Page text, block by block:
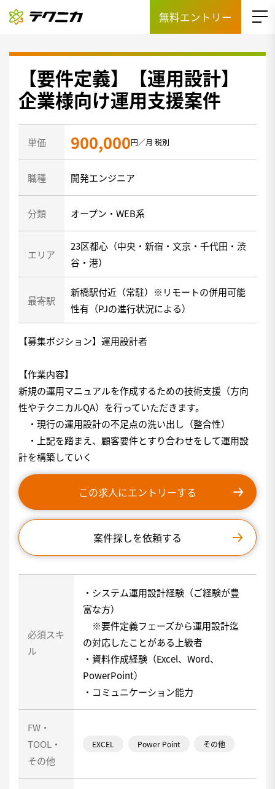
無料エントリー
【要件定義】【運用設計】
企業様向け運用支援案件
単価 900,000円／月 税別
職種 開発エンジニア
分類 オープン・WEB系
エリア
23区都心（中央・新宿・文京・千代田・渋
谷・港）
最寄駅
新橋駅付近（常駐）※リモートの併用可能
性有（PJの進行状況による）
【募集ポジション】運用設計者
【作業内容】
新規の運用マニュアルを作成するための技術支援（方向
性やテクニカルQA）を行っていただきます。
・現行の運用設計の不足点の洗い出し（整合性）
・上記を踏まえ、顧客要件とすり合わせをして運用設
計を構築していく
この求人にエントリーする
案件探しを依頼する
必須スキ
ル
・システム運用設計経験（ご経験が豊
富な方）
※要件定義フェーズから運用設計迄
の対応したことがある上級者
・資料作成経験（Excel、Word、
PowerPoint）
・コミュニケーション能力
FW・
TOOL・
その他
EXCEL Power Point その他